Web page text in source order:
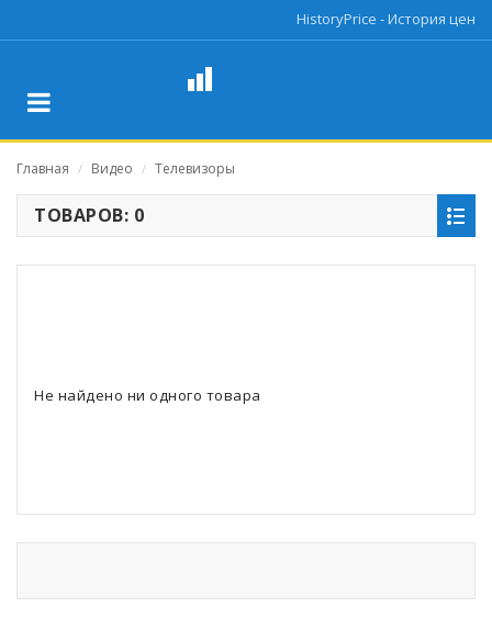
HistoryPrice - История цен
Главная / Видео / Телевизоры
ТОВАРОВ: 0
Не найдено ни одного товара